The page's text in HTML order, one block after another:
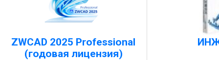
ZWCAD 2025 Professional
(годовая лицензия)